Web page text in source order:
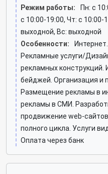
Режим работы:
Пн: c
c 10:00-19:00, Чт: c 10:00-
выходной, Вс: выходной
Особенности:
Рекламные услуги/
рекламных конструкций.
бейджей. Организация и
Размещение рекламы в
рекламы в СМИ.
продвижение web-
полного цикла. Услуги
Оплата через банк